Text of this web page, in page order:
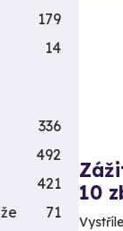
10
179
14
336
492
421
71